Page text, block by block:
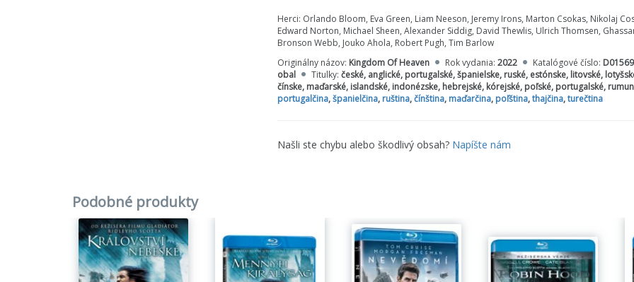
Herci: Orlando Bloom, Eva Green, Liam Neeson, Jeremy Irons, Marton Csokas, Nikolaj
Edward Norton, Michael Sheen, Alexander Siddig, David Thewlis, Ulrich Thomsen,
Bronson Webb, Jouko Ahola, Robert Pugh, Tim Barlow
Originálny názov: Kingdom Of Heaven Rok vydania: 2022 Katalógové číslo: D01569
obal
Titulky: české, anglické, portugalské, španielske, ruské, estónske, litovské,
čínske, maďarské, islandské, indonézske, hebrejské, kórejské, poľské, portugalské,
portugalčina,španielčina, ruština,čínština, maďarčina, poľština,thajčina,turečtina
Našli ste chybu alebo škodlivý obsah? Napíšte nám
Podobné produkty